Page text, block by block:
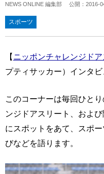
NEWS ONLINE 編集部 公開： 2016-
スポーツ
【ニッポンチャレンジドア
プティサッカー）インタビ
このコーナーは毎回ひと
ンジドアスリート、およ
にスポットをあて、スポ
びなどを語ります。